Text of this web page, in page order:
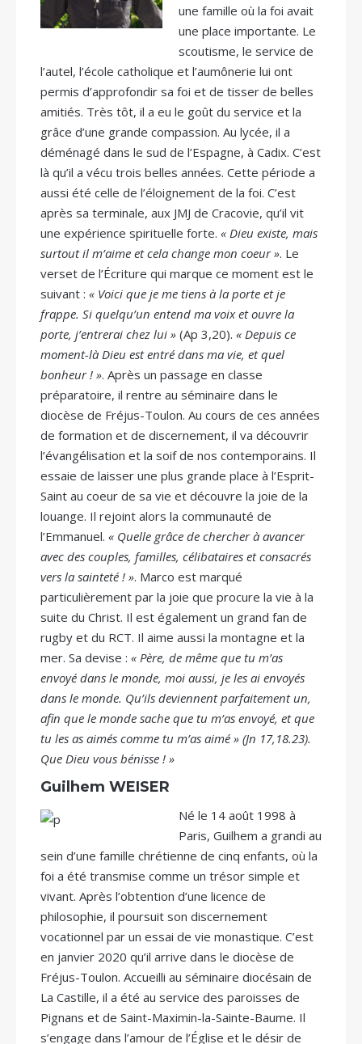
une famille où la foi avait
une place importante. Le
scoutisme, le service de
l’autel, l’école catholique et l’aumônerie lui ont
permis d’approfondir sa foi et de tisser de belles
amitiés. Très tôt, il a eu le goût du service et la
grâce d’une grande compassion. Au lycée, il a
déménagé dans le sud de l’Espagne, à Cadix. C’est
là qu’il a vécu trois belles années. Cette période a
aussi été celle de l’éloignement de la foi. C’est
après sa terminale, aux JMJ de Cracovie, qu’il vit
une expérience spirituelle forte. « Dieu existe, mais
surtout il m’aime et cela change mon coeur ». Le
verset de l’Écriture qui marque ce moment est le
suivant : « Voici que je me tiens à la porte et je
frappe. Si quelqu’un entend ma voix et ouvre la
porte, j’entrerai chez lui » (Ap 3,20). « Depuis ce
moment-là Dieu est entré dans ma vie, et quel
bonheur ! ». Après un passage en classe
préparatoire, il rentre au séminaire dans le
diocèse de Fréjus-Toulon. Au cours de ces années
de formation et de discernement, il va découvrir
l’évangélisation et la soif de nos contemporains. Il
essaie de laisser une plus grande place à l’Esprit-
Saint au coeur de sa vie et découvre la joie de la
louange. Il rejoint alors la communauté de
l’Emmanuel. « Quelle grâce de chercher à avancer
avec des couples, familles, célibataires et consacrés
vers la sainteté ! ». Marco est marqué
particulièrement par la joie que procure la vie à la
suite du Christ. Il est également un grand fan de
rugby et du RCT. Il aime aussi la montagne et la
mer. Sa devise : « Père, de même que tu m’as
envoyé dans le monde, moi aussi, je les ai envoyés
dans le monde. Qu’ils deviennent parfaitement un,
afin que le monde sache que tu m’as envoyé, et que
tu les as aimés comme tu m’as aimé » (Jn 17,18.23).
Que Dieu vous bénisse ! »
Guilhem WEISER
Né le 14 août 1998 à
Paris, Guilhem a grandi au
sein d’une famille chrétienne de cinq enfants, où la
foi a été transmise comme un trésor simple et
vivant. Après l’obtention d’une licence de
philosophie, il poursuit son discernement
vocationnel par un essai de vie monastique. C’est
en janvier 2020 qu’il arrive dans le diocèse de
Fréjus-Toulon. Accueilli au séminaire diocésain de
La Castille, il a été au service des paroisses de
Pignans et de Saint-Maximin-la-Sainte-Baume. Il
s’engage dans l’amour de l’Église et le désir de